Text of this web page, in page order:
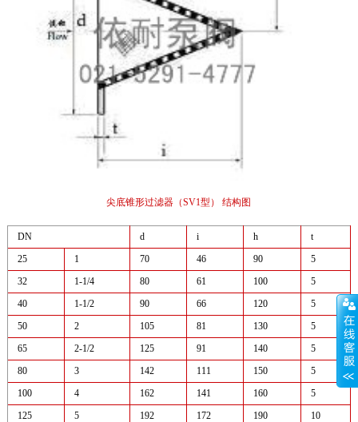
尖底锥形过滤器（SV1型） 结构图
DN d i h
t
25
1 70 46 90
5
32
1-1/4 80 61 100
5
40
1-1/2 90 66 120
5
50
2 105 81 130
5
65
2-1/2 125 91 140
5
80
3 142 111 150
5
100
4 162 141 160
5
125
5 192 172 190
10